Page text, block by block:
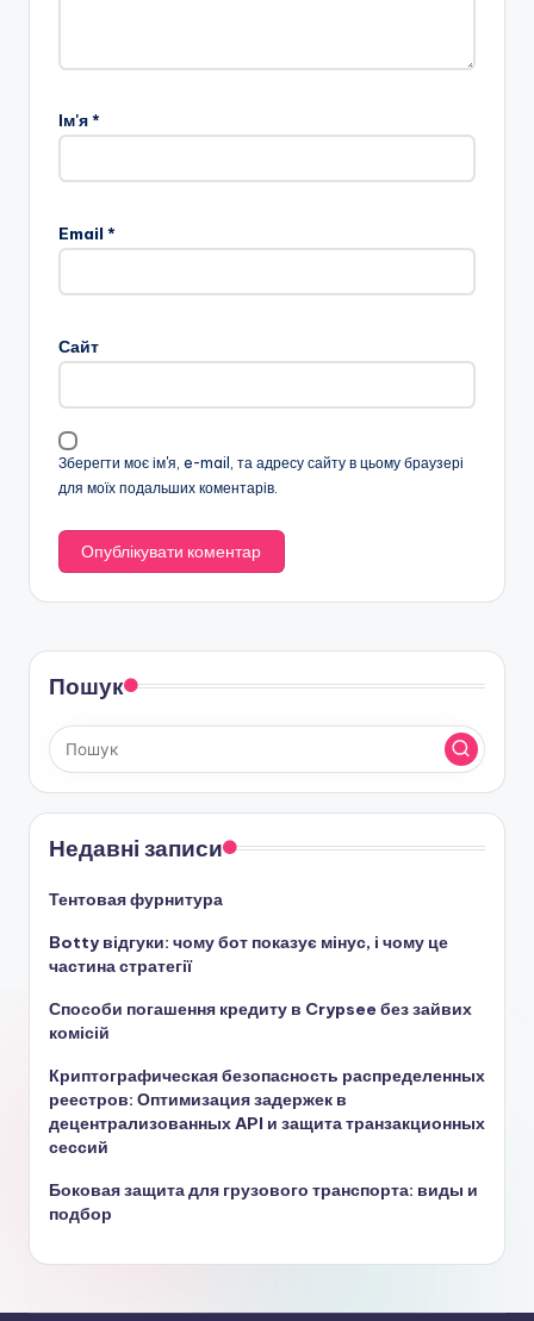
Ім'я*
Email *
Сайт
Зберегти моє ім'я, e-mail, та адресу сайту в цьому браузері
для моїх подальших коментарів.
Пошук
Недавні записи
Тентовая фурнитура
Botty відгуки: чому бот показує мінус, і чому це
частина стратегії
Способи погашення кредиту в Crypsee без зайвих
комісій
Криптографическая безопасность распределенных
реестров: Оптимизация задержек в
децентрализованных API и защита транзакционных
сессий
Боковая защита для грузового транспорта: виды и
подбор